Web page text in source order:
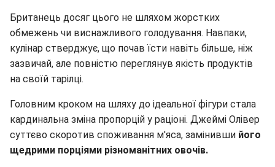
Британець досяг цього не шляхом жорстких
обмежень чи виснажливого голодування. Навпаки,
кулінар стверджує, що почав їсти навіть більше, ніж
зазвичай, але повністю переглянув якість продуктів
на своїй тарілці.
Головним кроком на шляху до ідеальної фігури стала
кардинальна зміна пропорцій у раціоні. Джеймі Олівер
суттєво скоротив споживання м'яса, замінивши його
щедрими порціями різноманітних овочів.